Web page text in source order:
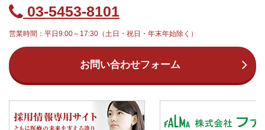
03-5453-8101
営業時間：平日9:00～17:30（土日・祝日・年末年始除く）
お問い合わせフォーム